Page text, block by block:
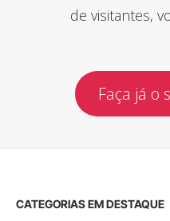
de visitantes,
Faça já o
CATEGORIAS EM DESTAQUE